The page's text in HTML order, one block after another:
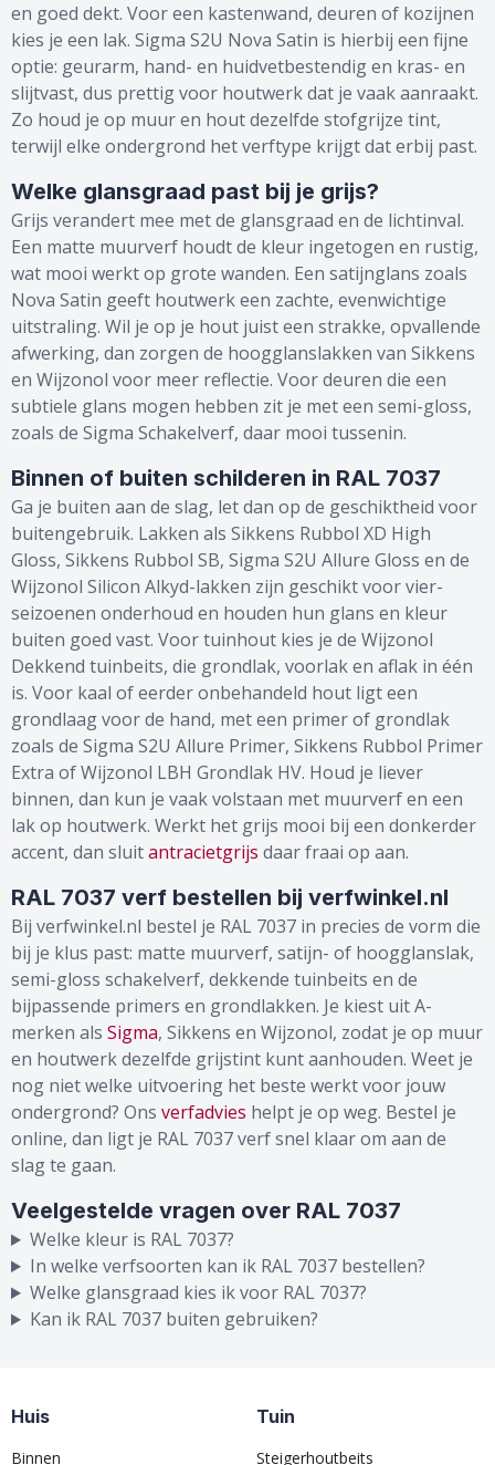
en goed dekt. Voor een kastenwand, deuren of kozijnen
kies je een lak. Sigma S2U Nova Satin is hierbij een fijne
optie: geurarm, hand- en huidvetbestendig en kras- en
slijtvast, dus prettig voor houtwerk dat je vaak aanraakt.
Zo houd je op muur en hout dezelfde stofgrijze tint,
terwijl elke ondergrond het verftype krijgt dat erbij past.
Welke glansgraad past bij je grijs?
Grijs verandert mee met de glansgraad en de lichtinval.
Een matte muurverf houdt de kleur ingetogen en rustig,
wat mooi werkt op grote wanden. Een satijnglans zoals
Nova Satin geeft houtwerk een zachte, evenwichtige
uitstraling. Wil je op je hout juist een strakke, opvallende
afwerking, dan zorgen de hoogglanslakken van Sikkens
en Wijzonol voor meer reflectie. Voor deuren die een
subtiele glans mogen hebben zit je met een semi-gloss,
zoals de Sigma Schakelverf, daar mooi tussenin.
Binnen of buiten schilderen in RAL 7037
Ga je buiten aan de slag, let dan op de geschiktheid voor
buitengebruik. Lakken als Sikkens Rubbol XD High
Gloss, Sikkens Rubbol SB, Sigma S2U Allure Gloss en de
Wijzonol Silicon Alkyd-lakken zijn geschikt voor vier-
seizoenen onderhoud en houden hun glans en kleur
buiten goed vast. Voor tuinhout kies je de Wijzonol
Dekkend tuinbeits, die grondlak, voorlak en aflak in één
is. Voor kaal of eerder onbehandeld hout ligt een
grondlaag voor de hand, met een primer of grondlak
zoals de Sigma S2U Allure Primer, Sikkens Rubbol Primer
Extra of Wijzonol LBH Grondlak HV. Houd je liever
binnen, dan kun je vaak volstaan met muurverf en een
lak op houtwerk. Werkt het grijs mooi bij een donkerder
accent, dan sluitantracietgrijs daar fraai op aan.
RAL 7037 verf bestellen bij verfwinkel.nl
Bij verfwinkel.nl bestel je RAL 7037 in precies de vorm die
bij je klus past: matte muurverf, satijn- of hoogglanslak,
semi-gloss schakelverf, dekkende tuinbeits en de
bijpassende primers en grondlakken. Je kiest uit A-
merken als Sigma, Sikkens en Wijzonol, zodat je op muur
en houtwerk dezelfde grijstint kunt aanhouden. Weet je
nog niet welke uitvoering het beste werkt voor jouw
ondergrond? Ons verfadvies helpt je op weg. Bestel je
online, dan ligt je RAL 7037 verf snel klaar om aan de
slag te gaan.
Veelgestelde vragen over RAL 7037
Welke kleur is RAL 7037?
In welke verfsoorten kan ik RAL 7037 bestellen?
Welke glansgraad kies ik voor RAL 7037?
Kan ik RAL 7037 buiten gebruiken?
Huis
Binnen
Tuin
Steigerhoutbeits